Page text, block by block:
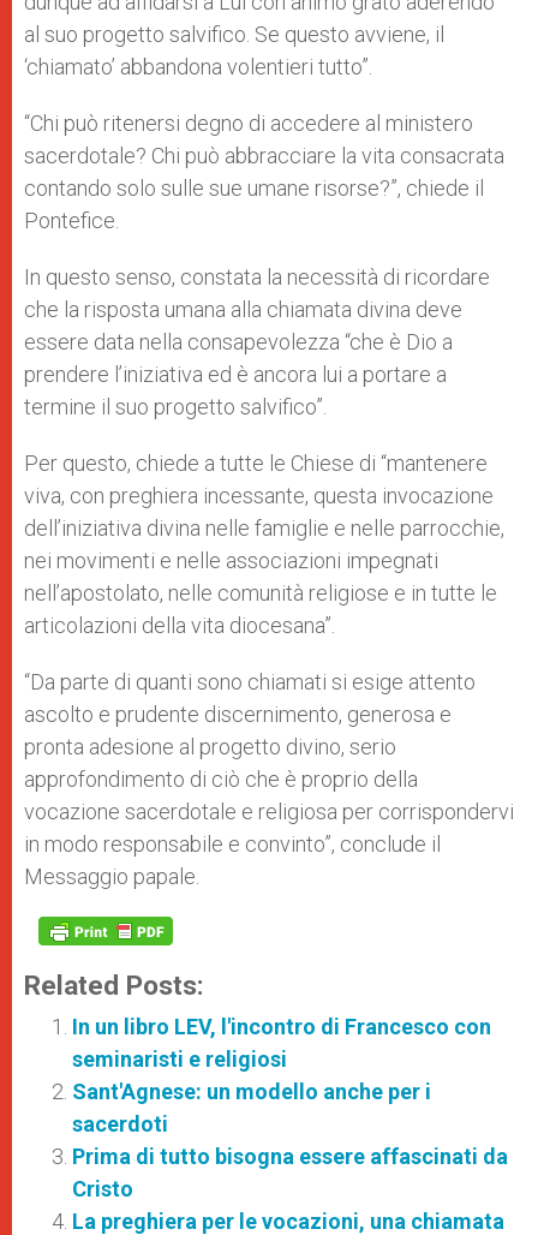
al suo progetto salvifico. Se questo avviene, il
‘chiamato’ abbandona volentieri tutto”.
“Chi può ritenersi degno di accedere al ministero
sacerdotale? Chi può abbracciare la vita consacrata
contando solo sulle sue umane risorse?”, chiede il
Pontefice.
In questo senso, constata la necessità di ricordare
che la risposta umana alla chiamata divina deve
essere data nella consapevolezza “che è Dio a
prendere l’iniziativa ed è ancora lui a portare a
termine il suo progetto salvifico”.
Per questo, chiede a tutte le Chiese di “mantenere
viva, con preghiera incessante, questa invocazione
dell’iniziativa divina nelle famiglie e nelle parrocchie,
nei movimenti e nelle associazioni impegnati
nell’apostolato, nelle comunità religiose e in tutte le
articolazioni della vita diocesana”.
“Da parte di quanti sono chiamati si esige attento
ascolto e prudente discernimento, generosa e
pronta adesione al progetto divino, serio
approfondimento di ciò che è proprio della
vocazione sacerdotale e religiosa per corrispondervi
in modo responsabile e convinto”, conclude il
Messaggio papale.
Related Posts:
In un libro LEV, l'incontro di Francesco con
seminaristi e religiosi
Sant'Agnese: un modello anche per i
sacerdoti
Prima di tutto bisogna essere affascinati da
Cristo
La preghiera per le vocazioni, una chiamata